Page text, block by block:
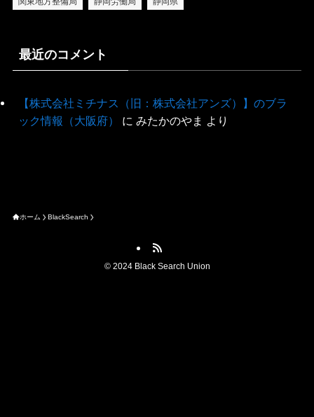
最近のコメント
【株式会社ミチナス（旧：株式会社アンズ）】のブラ
ック情報（大阪府）
に みたかのやま より
ホーム BlackSearch
©2024 Black Search Union